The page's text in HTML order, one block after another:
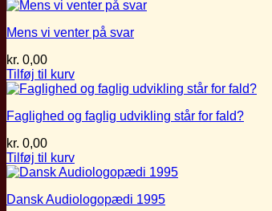
Mens vi venter på svar
kr. 0,00
Tilføj til kurv
Faglighed og faglig udvikling står for fald?
kr. 0,00
Tilføj til kurv
Dansk Audiologopædi 1995